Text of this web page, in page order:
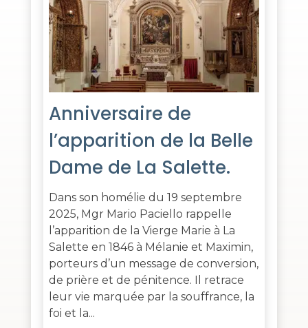
Anniversaire de
l’apparition de la Belle
Dame de La Salette.
Dans son homélie du 19 septembre
2025, Mgr Mario Paciello rappelle
l’apparition de la Vierge Marie à La
Salette en 1846 à Mélanie et Maximin,
porteurs d’un message de conversion,
de prière et de pénitence. Il retrace
leur vie marquée par la souffrance, la
foi et la...